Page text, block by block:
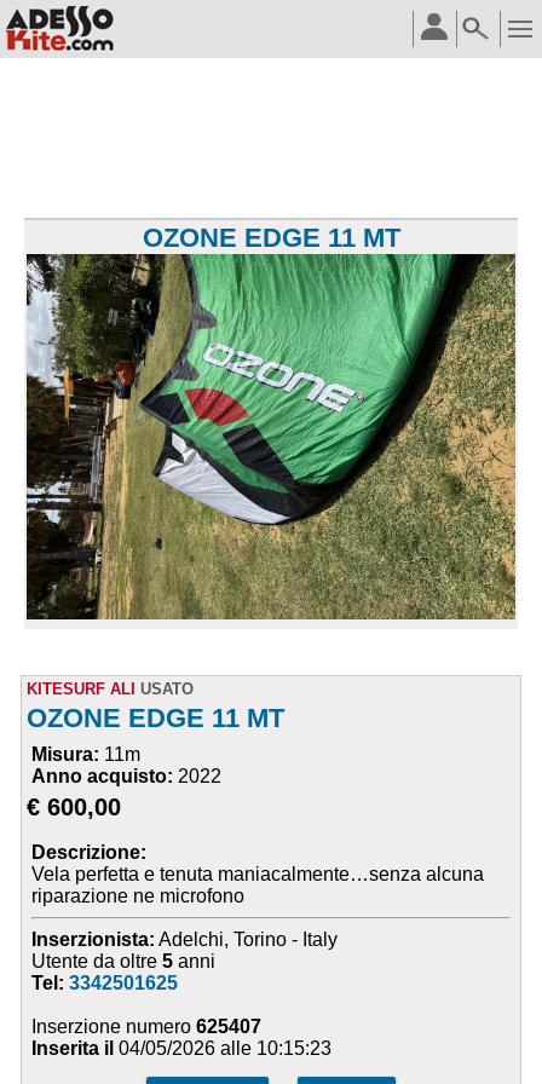
OZONE EDGE 11 MT
KITESURF ALI USATO
OZONE EDGE 11 MT
Misura: 11m
Anno acquisto: 2022
€ 600,00
Descrizione:
Vela perfetta e tenuta maniacalmente…senza alcuna
riparazione ne microfono
Inserzionista: Adelchi, Torino - Italy
Utente da oltre5 anni
Tel:3342501625
Inserzione numero625407
Inserita il 04/05/2026 alle 10:15:23